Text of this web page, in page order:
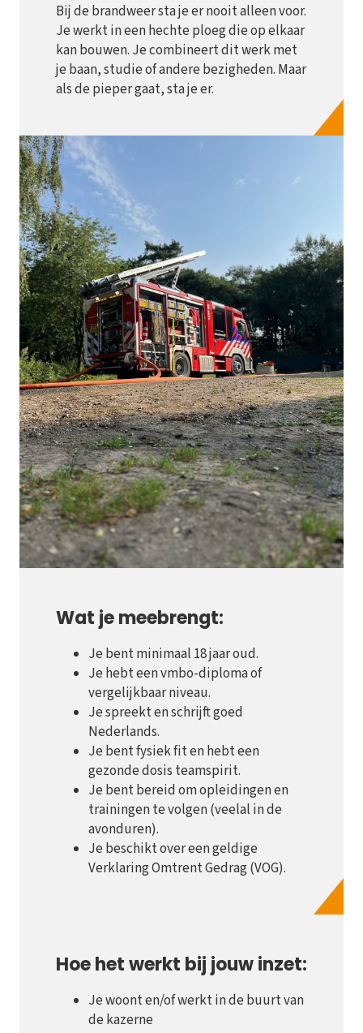
Bij de brandweer sta je er nooit alleen voor.
Je werkt in een hechte ploeg die op elkaar
kan bouwen. Je combineert dit werk met
je baan, studie of andere bezigheden. Maar
als de pieper gaat, sta je er.
Wat je meebrengt:
Je bent minimaal 18 jaar oud.
Je hebt een vmbo-diploma of
vergelijkbaar niveau.
Je spreekt en schrijft goed
Nederlands.
Je bent fysiek fit en hebt een
gezonde dosis teamspirit.
Je bent bereid om opleidingen en
trainingen te volgen (veelal in de
avonduren).
Je beschikt over een geldige
Verklaring Omtrent Gedrag (VOG).
Hoe het werkt bij jouw inzet:
Je woont en/of werkt in de buurt van
de kazerne